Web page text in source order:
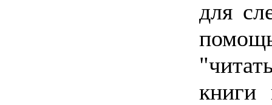
для
книги